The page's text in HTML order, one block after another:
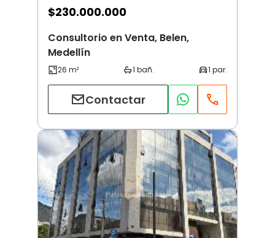
$230.000.000
Consultorio en Venta, Belen,
Medellín
Contactar